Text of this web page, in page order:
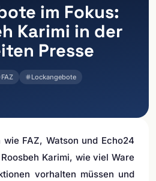
im Fokus:
Karimi in der
Presse
FAZ
Lockangebote
FAZ, Watson und Echo24
Karimi, wie viel Ware
vorhalten müssen und